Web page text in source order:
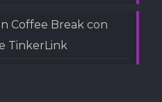
Coffee Break con
TinkerLink